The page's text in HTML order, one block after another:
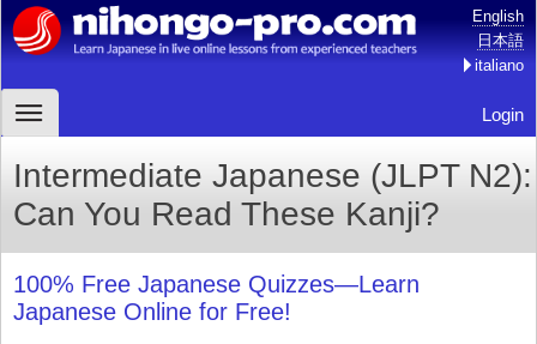
English
日本語
italiano
Login
Intermediate Japanese (JLPT N2):
Can You Read These Kanji?
100% Free Japanese Quizzes—Learn
Japanese Online for Free!